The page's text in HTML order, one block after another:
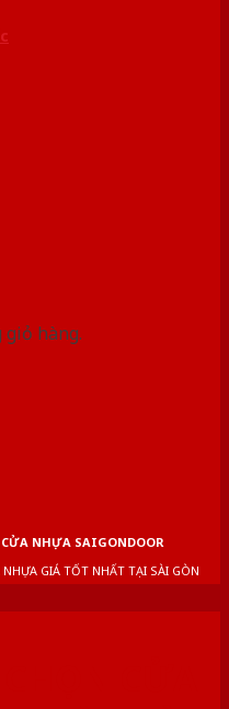
giỏ hàng.
NHỰA SAIGONDOOR
GIÁ TỐT NHẤT TẠI SÀI GÒN